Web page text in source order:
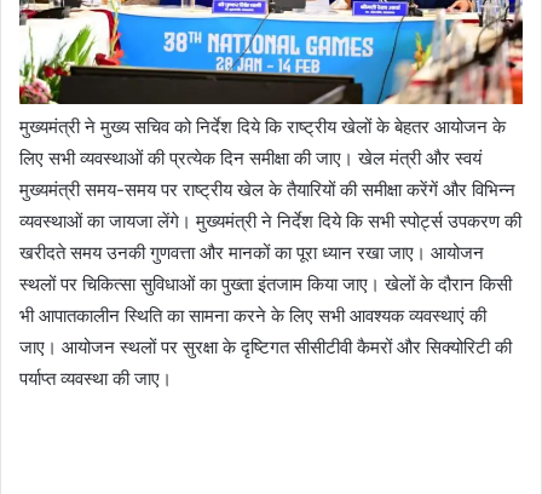
मुख्यमंत्री ने मुख्य सचिव को निर्देश दिये कि राष्ट्रीय खेलों के बेहतर आयोजन के
लिए सभी व्यवस्थाओं की प्रत्येक दिन समीक्षा की जाए। खेल मंत्री और स्वयं
मुख्यमंत्री समय-समय पर राष्ट्रीय खेल के तैयारियों की समीक्षा करेंगें और विभिन्न
व्यवस्थाओं का जायजा लेंगे। मुख्यमंत्री ने निर्देश दिये कि सभी स्पोर्ट्स उपकरण की
खरीदते समय उनकी गुणवत्ता और मानकों का पूरा ध्यान रखा जाए। आयोजन
स्थलों पर चिकित्सा सुविधाओं का पुख्ता इंतजाम किया जाए। खेलों के दौरान किसी
भी आपातकालीन स्थिति का सामना करने के लिए सभी आवश्यक व्यवस्थाएं की
जाए। आयोजन स्थलों पर सुरक्षा के दृष्टिगत सीसीटीवी कैमरों और सिक्योरिटी की
पर्याप्त व्यवस्था की जाए।